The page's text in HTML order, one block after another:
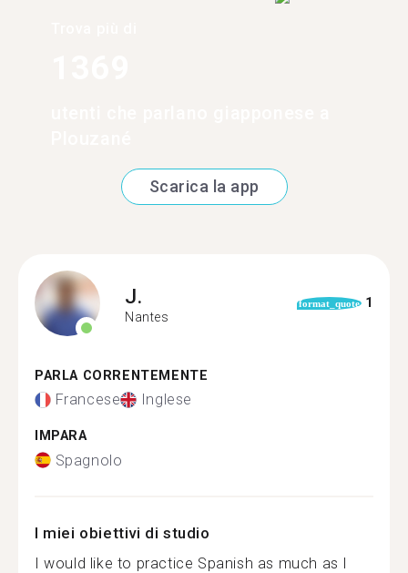
Scarica la app
J.
Nantes
format_quote 1
PARLA CORRENTEMENTE
Francese Inglese
IMPARA
Spagnolo
I miei obiettivi di studio
I would like to practice Spanish as much as I